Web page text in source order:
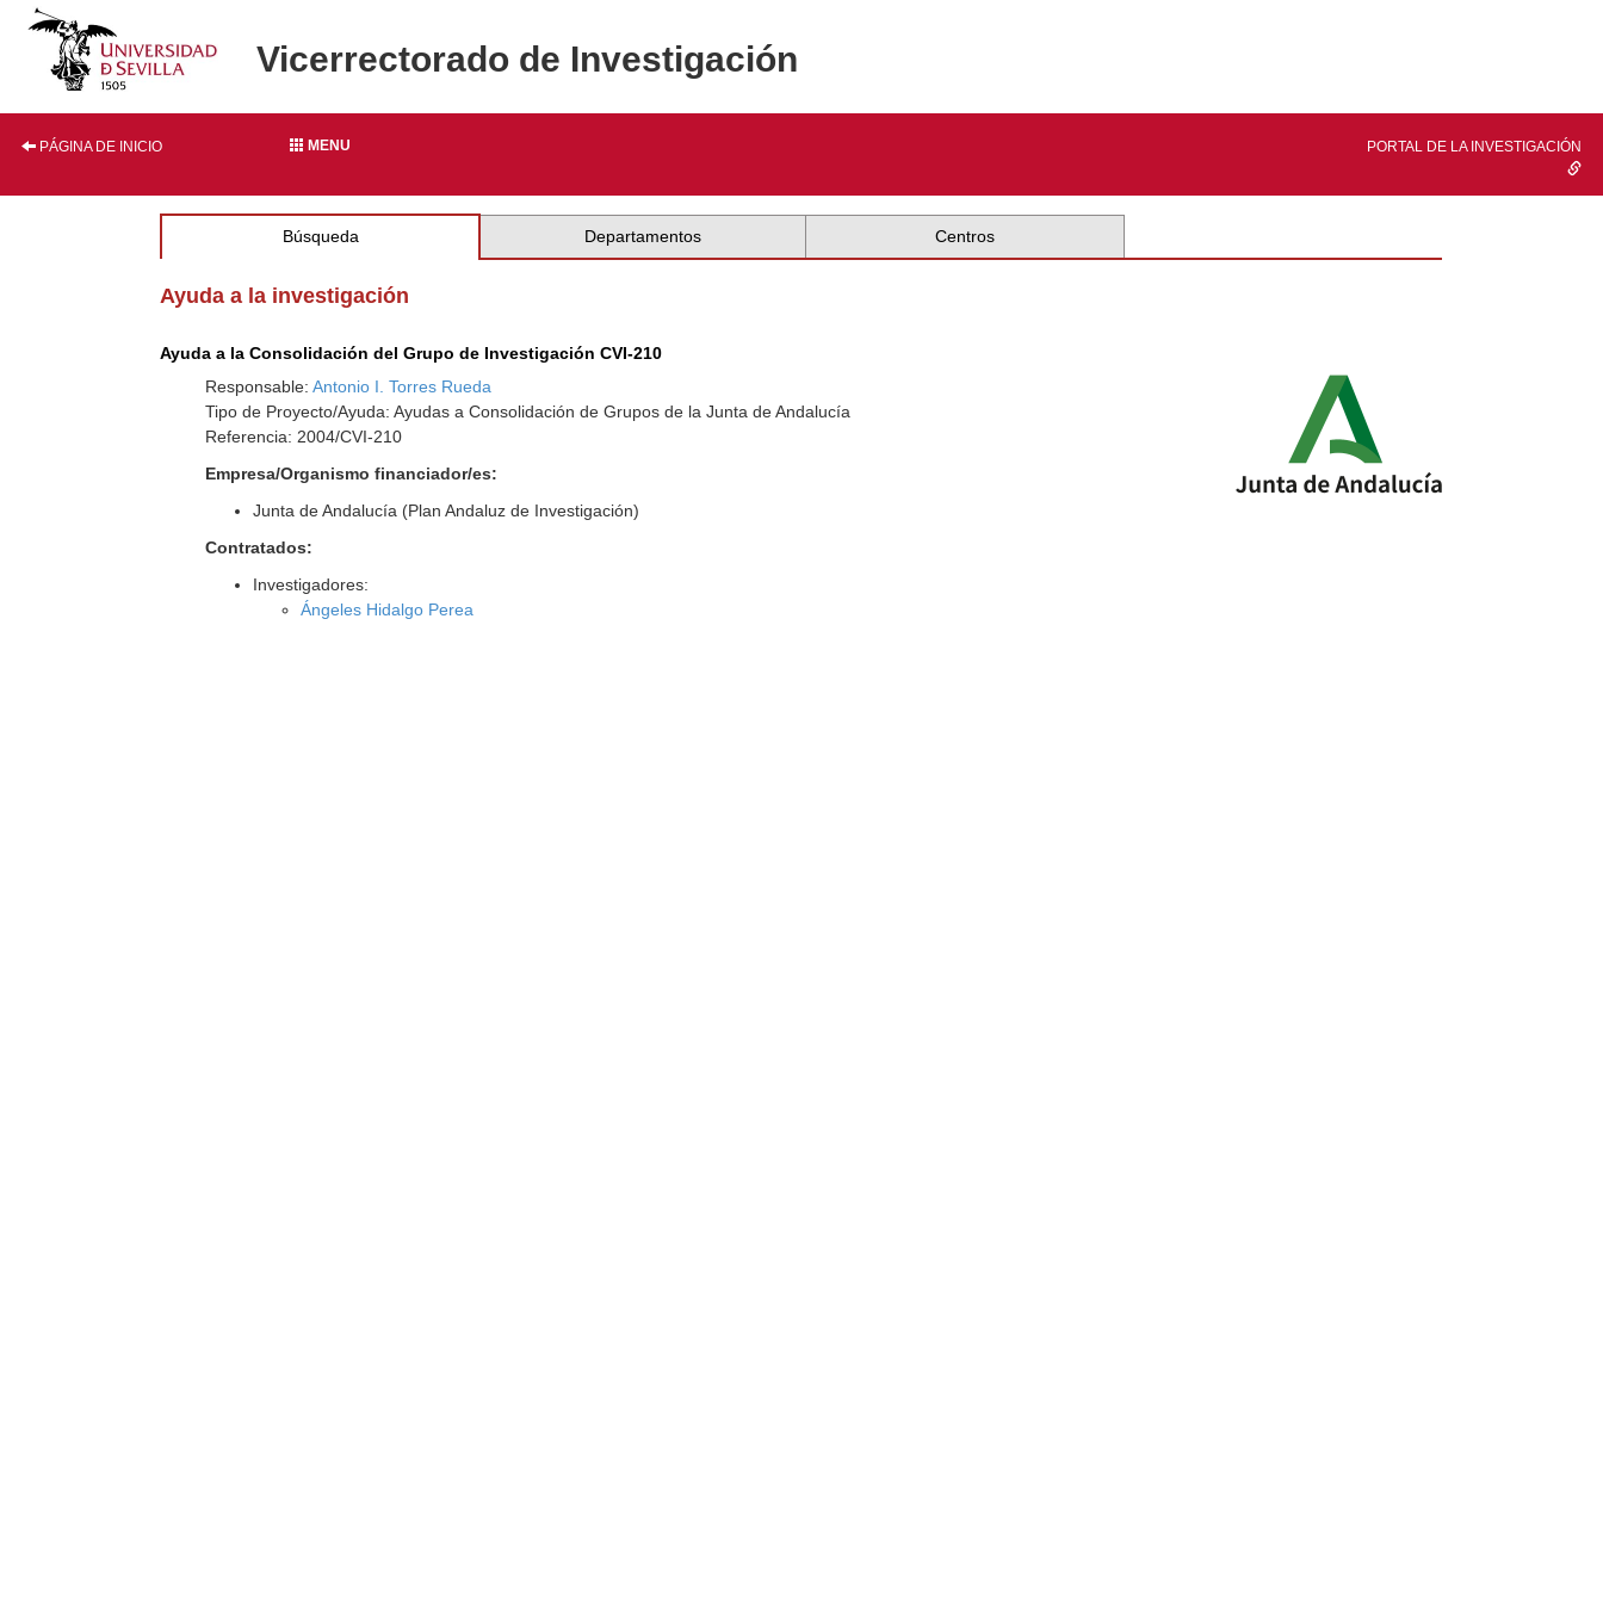
Vicerrectorado de Investigación
PÁGINA DE INICIO MENU PORTAL DE LA INVESTIGACIÓN
Búsqueda Departamentos Centros
Ayuda a la investigación
Ayuda a la Consolidación del Grupo de Investigación CVI-210
Responsable:Antonio I. Torres Rueda
Tipo de Proyecto/Ayuda: Ayudas a Consolidación de Grupos de la Junta de Andalucía
Referencia: 2004/CVI-210
Empresa/Organismo financiador/es:
Junta de Andalucía (Plan Andaluz de Investigación)
Contratados:
Investigadores:
Ángeles Hidalgo Perea